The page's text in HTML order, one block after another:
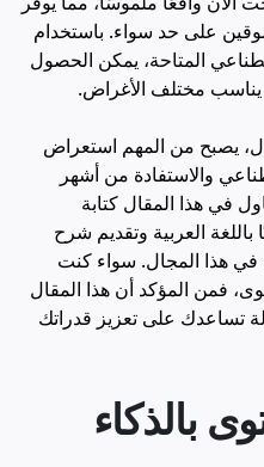
على حد سواء. باستخدام
المتاحة، يمكن الحصول
مختلف الأغراض.
يصبح من المهم استعراض
والاستفادة من أشهر
في هذا المقال كتابة
باللغة العربية وتقديم شرح
هذا المجال. سواء كنت
فمن المؤكد أن هذا المقال
تساعدك على تعزيز قدراتك
بالذكاء